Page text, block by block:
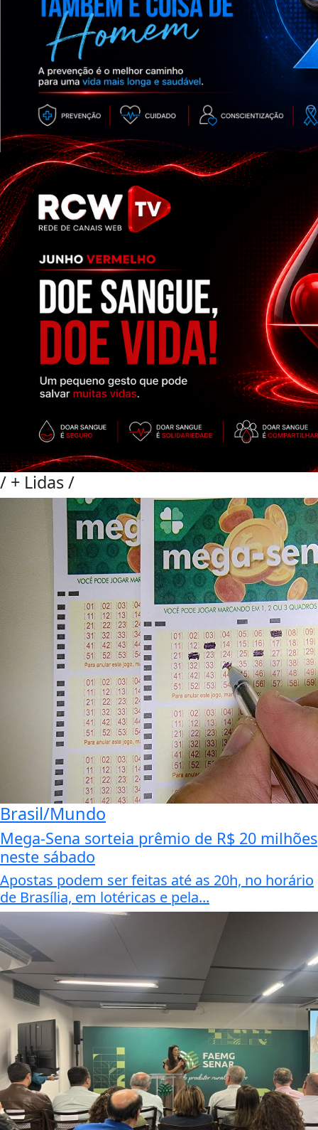
/ + Lidas/
Brasil/Mundo
Mega-Sena sorteia prêmio de R$ 20 milhões
neste sábado
Apostas podem ser feitas até as 20h, no horário
de Brasília, em lotéricas e pela...